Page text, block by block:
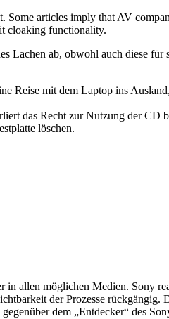
articles imply that AV
cloaking functionality.
Lachen ab, obwohl auch diese für
Reise mit dem Laptop ins
das Recht zur Nutzung der CD
löschen.
allen möglichen Medien. Sony
der Prozesse rückgängig.
dem „Entdecker“ des